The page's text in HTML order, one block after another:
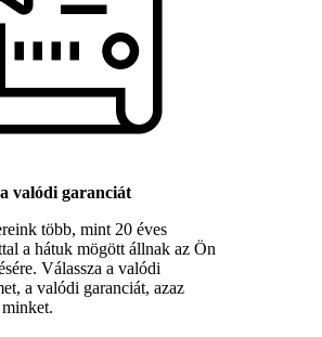
valódi garanciát
több, mint 20 éves
a hátuk mögött állnak az Ön
Válassza a valódi
a valódi garanciát, azaz